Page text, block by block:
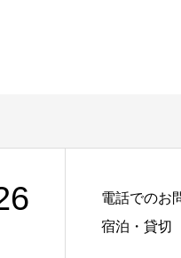
電話でのお
宿泊・貸切